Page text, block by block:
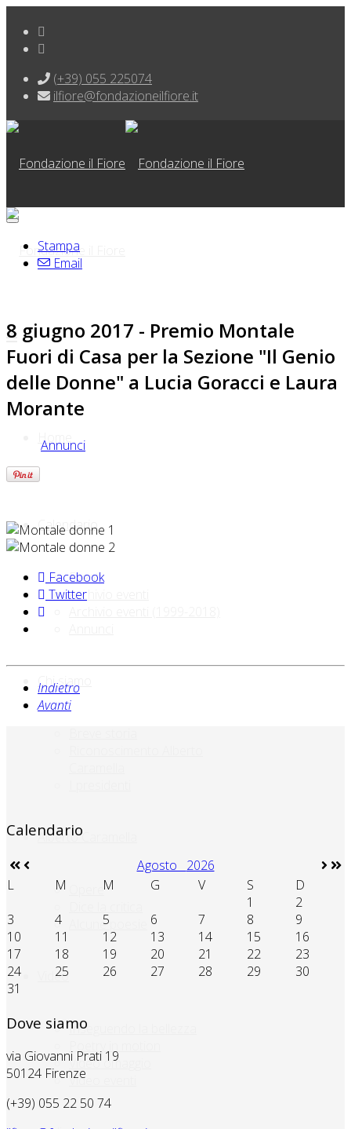
(+39) 055 225074
ilfiore@fondazioneilfiore.it
Home
Calendario
Eventi
Archivio eventi
Chi siamo
Alberto Caramella
Alcune poesie
Video
Inseguendo la bellezza
Video omaggio
Video eventi
Stampa
Email
8 giugno 2017 - Premio Montale
Fuori di Casa per la Sezione "Il Genio
delle Donne" a Lucia Goracci e Laura
Morante
Annunci
Facebook
Twitter
Indietro
Avanti
Calendario
Agosto 2026
L
M M G V S
D
1
2
3
4 5 6 7 8
9
10
11 12 13 14 15
16
17
18 19 20 21 22
23
24
25 26 27 28 29
30
31
Dove siamo
via Giovanni Prati 19
50124 Firenze
(+39) 055 22 50 74